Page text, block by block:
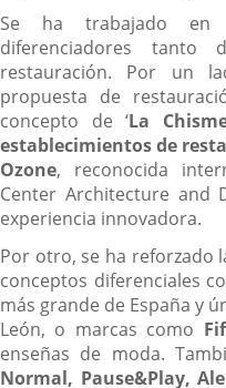
Se ha trabajado en
diferenciadores
restauración. Por un
propuesta de
concepto de ‘La
establecimientos de
Ozone, reconocida
Center Architecture and
experiencia innovadora.
Por otro, se ha reforzado
conceptos diferenciales
más grande de España y
León, o marcas como
enseñas de moda.
Normal, Pause&Play,